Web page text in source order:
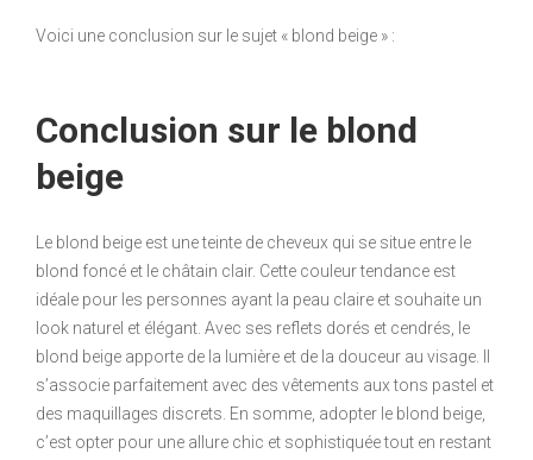
Voici une conclusion sur le sujet « blond beige » :
Conclusion sur le blond
beige
Le blond beige est une teinte de cheveux qui se situe entre le
blond foncé et le châtain clair. Cette couleur tendance est
idéale pour les personnes ayant la peau claire et souhaite un
look naturel et élégant. Avec ses reflets dorés et cendrés, le
blond beige apporte de la lumière et de la douceur au visage. Il
s’associe parfaitement avec des vêtements aux tons pastel et
des maquillages discrets. En somme, adopter le blond beige,
c’est opter pour une allure chic et sophistiquée tout en restant